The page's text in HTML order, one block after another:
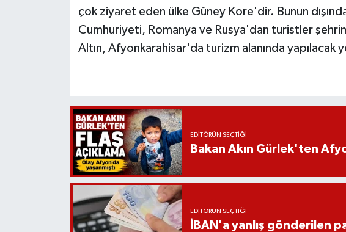
çok ziyaret eden ülke Güney Kore'dir. Bunun
Cumhuriyeti, Romanya ve Rusya'dan turistler
Altın, Afyonkarahisar'da turizm alanında yapılacak
EDITÖRÜN SEÇTIĞI
Bakan Akın Gürlek'ten
EDITÖRÜN SEÇTIĞI
İBAN'a yanlış gönderilen